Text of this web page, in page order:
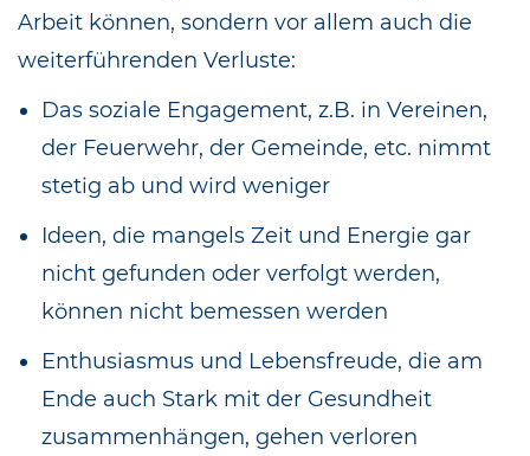
Arbeit können, sondern vor allem auch die
weiterführenden Verluste:
Das soziale Engagement, z.B. in Vereinen,
der Feuerwehr, der Gemeinde, etc. nimmt
stetig ab und wird weniger
Ideen, die mangels Zeit und Energie gar
nicht gefunden oder verfolgt werden,
können nicht bemessen werden
Enthusiasmus und Lebensfreude, die am
Ende auch Stark mit der Gesundheit
zusammenhängen, gehen verloren